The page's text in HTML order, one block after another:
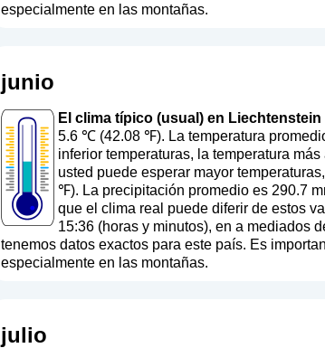
especialmente en las montañas.
junio
El clima típico (usual) en
5.6 ℃ (42.08 ℉). La temperatura
inferior temperaturas, la temperatura
usted puede esperar mayor
℉). La precipitación promedio es 290.7
que el clima real puede diferir de estos
15:36 (horas y minutos), en a mediados
tenemos datos exactos para este país. Es
especialmente en las montañas.
julio